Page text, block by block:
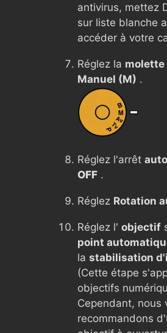
antivirus, mettez
sur liste blanche
accéder à votre
Réglez la molette
Manuel (M) .
Réglez l'arrêt
OFF .
Réglez Rotation
Réglez l' objectif
point
la stabilisation
(Cette étape
objectifs
Cependant, nous
recommandons